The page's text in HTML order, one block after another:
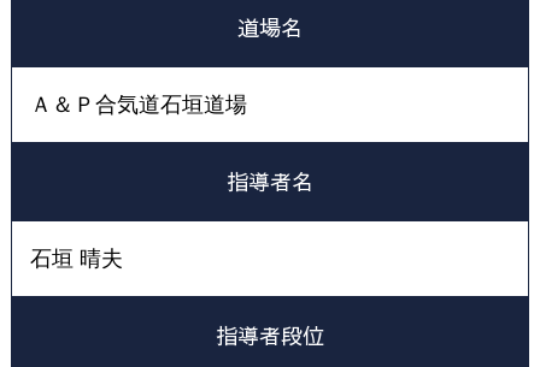
サイトマップ
加盟団体専用ページ
道場名
Ａ＆Ｐ合気道石垣道場
指導者名
石垣 晴夫
指導者段位